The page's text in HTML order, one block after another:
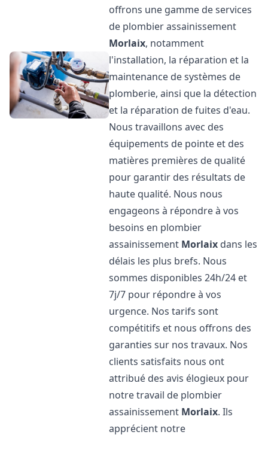
offrons une gamme de services
de plombier assainissement
Morlaix, notamment
l'installation, la réparation et la
maintenance de systèmes de
plomberie, ainsi que la détection
et la réparation de fuites d'eau.
Nous travaillons avec des
équipements de pointe et des
matières premières de qualité
pour garantir des résultats de
haute qualité. Nous nous
engageons à répondre à vos
besoins en plombier
assainissement Morlaix dans les
délais les plus brefs. Nous
sommes disponibles 24h/24 et
7j/7 pour répondre à vos
urgence. Nos tarifs sont
compétitifs et nous offrons des
garanties sur nos travaux. Nos
clients satisfaits nous ont
attribué des avis élogieux pour
notre travail de plombier
assainissement Morlaix. Ils
apprécient notre